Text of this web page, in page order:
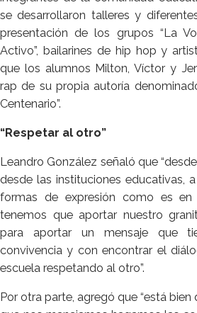
se desarrollaron talleres y
presentación de los grupos “La
Activo”, bailarines de hip hop y
que los alumnos Milton, Víctor y
rap de su propia autoría
Centenario”.
“Respetar al otro”
Leandro González señaló que
desde las instituciones educativas,
formas de expresión como es
tenemos que aportar nuestro
para aportar un mensaje que
convivencia y con encontrar el
escuela respetando al otro”.
Por otra parte, agregó que “está